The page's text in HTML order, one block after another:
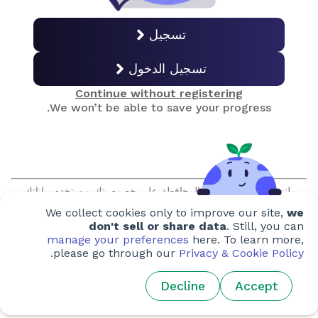
التناسل الانتقائي
الهندسة الوراثية (GMOs)
صيد الأسماك والاستزراع المائي
لحم بدون حيوانات؟
هدر الطعام
تسجيل
تسجيل الدخول
Continue without registering
We won’t be able to save your progress.
يلتزم كلايمت ساينس بالمحافظة على خصوصيتك ويستخدم بياناتك
أو مشاركتها دون الحصول على تصريح مسبق منك، كما لن نقوم أبداً
بالتواصل معك دون طلب مسبق.
We collect cookies only to improve our site, we
don't sell or share data. Still, you can
manage your preferences here. To learn more,
please go through our Privacy & Cookie Policy
.
Accept
Decline